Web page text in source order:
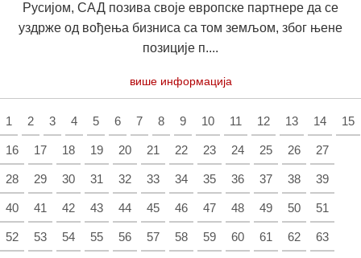
Русијом, САД позива своје европске партнере да се
уздрже од вођења бизниса са том земљом, због њене
позиције п....
више информација
1 2 3 4 5 6 7 8 9 10 11 12 13 14 15
16 17 18 19 20 21 22 23 24 25 26 27
28 29 30 31 32 33 34 35 36 37 38 39
40 41 42 43 44 45 46 47 48 49 50 51
52 53 54 55 56 57 58 59 60 61 62 63